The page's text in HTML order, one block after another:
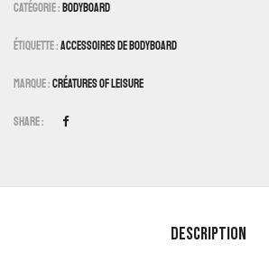
Catégorie : Bodyboard
Étiquette :Accessoires De Bodyboard
Marque :Créatures Of Leisure
Share :
Description